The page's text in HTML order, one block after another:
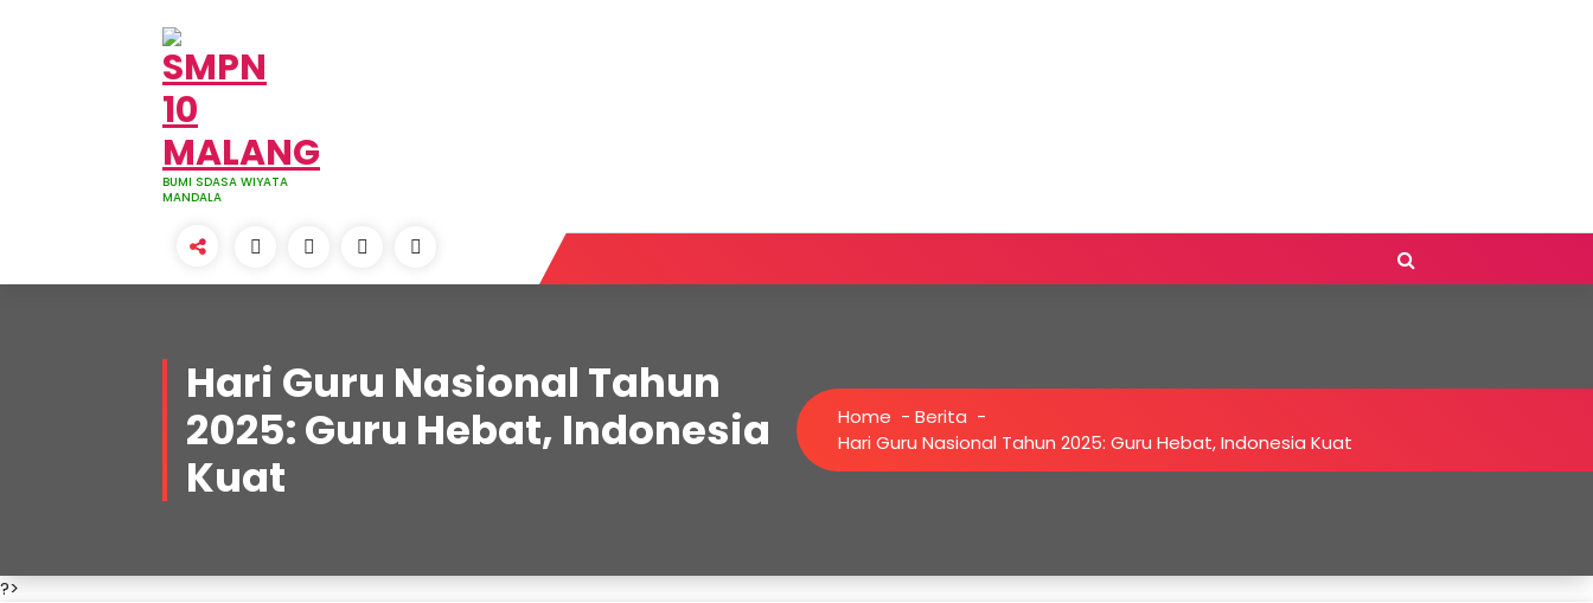
BUMI SDASA WIYATA
MANDALA
Hari Guru Nasional Tahun
2025: Guru Hebat, Indonesia
Kuat
Home - Berita -
Hari Guru Nasional Tahun 2025: Guru Hebat, Indonesia Kuat
?>